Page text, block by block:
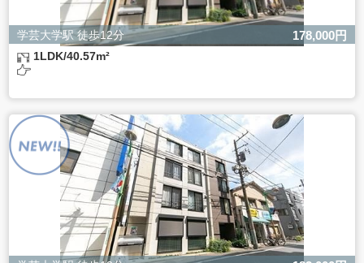
電話 03-3794-1115
お問合せメールアドレス privacy@balleggs.co.jp
受付時間：平日10：30～17：00 ※弊社公休日を除く
よるものです。
ただし、必要な項目をいただけない場合、適切な対応がで
きない場合があります。
学芸大学駅 徒歩12分 178,000円
1LDK/40.57m²